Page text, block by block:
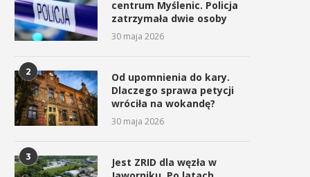
centrum Myślenic. Policja
zatrzymała dwie osoby
30 maja 2026
2
Od upomnienia do kary.
Dlaczego sprawa petycji
wróciła na wokandę?
30 maja 2026
3
Jest ZRID dla węzła w